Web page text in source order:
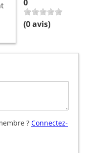
0
(0avis)
? Connectez-